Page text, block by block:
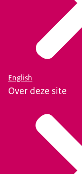
English
Over deze site